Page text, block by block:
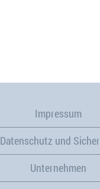
Impressum
Datenschutz und
Unternehmen